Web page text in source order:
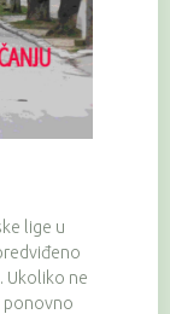
lige u
Ukoliko ne
ponovno